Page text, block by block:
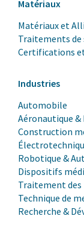
Matériaux
Matériaux et
Traitements de
Certifications
Industries
Automobile
Aéronautique &
Construction
Robotique &
Dispositifs
Traitement des
Technique de
Recherche &